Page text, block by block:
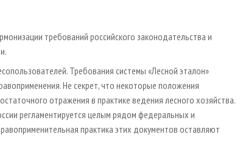
требований российского законодательства и
Требования системы «Лесной эталон»
Не секрет, что некоторые положения
отражения в практике ведения лесного хозяйства.
регламентируется целым рядом федеральных и
практика этих документов оставляют